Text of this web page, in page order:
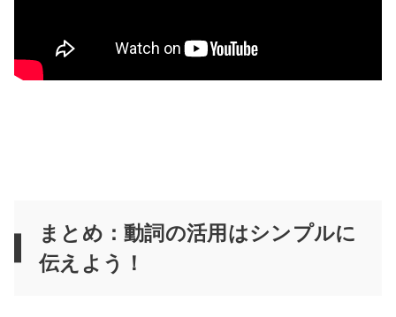
まとめ：動詞の活用はシンプルに
伝えよう！